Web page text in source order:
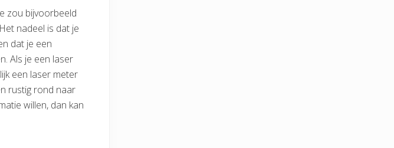
zou bijvoorbeeld
nadeel is dat je
dat je een
Als je een laser
een laser meter
rustig rond naar
willen, dan kan